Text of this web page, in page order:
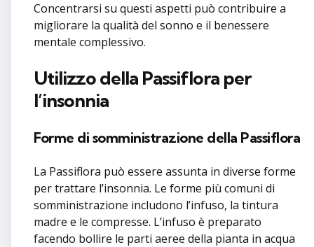
Concentrarsi su questi aspetti può contribuire a
migliorare la qualità del sonno e il benessere
mentale complessivo.
Utilizzo della Passiflora per
l’insonnia
Forme di somministrazione della Passiflora
La Passiflora può essere assunta in diverse forme
per trattare l’insonnia. Le forme più comuni di
somministrazione includono l’infuso, la tintura
madre e le compresse. L’infuso è preparato
facendo bollire le parti aeree della pianta in acqua